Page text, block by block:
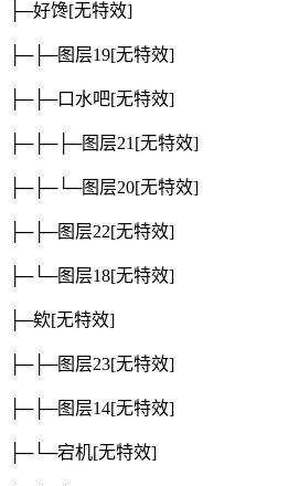
├─好馋[无特效]
├─├─图层19[无特效]
├─├─口水吧[无特效]
├─├─├─图层21[无特效]
├─├─└─图层20[无特效]
├─├─图层22[无特效]
├─└─图层18[无特效]
├─欸[无特效]
├─├─图层23[无特效]
├─├─图层14[无特效]
├─└─宕机[无特效]